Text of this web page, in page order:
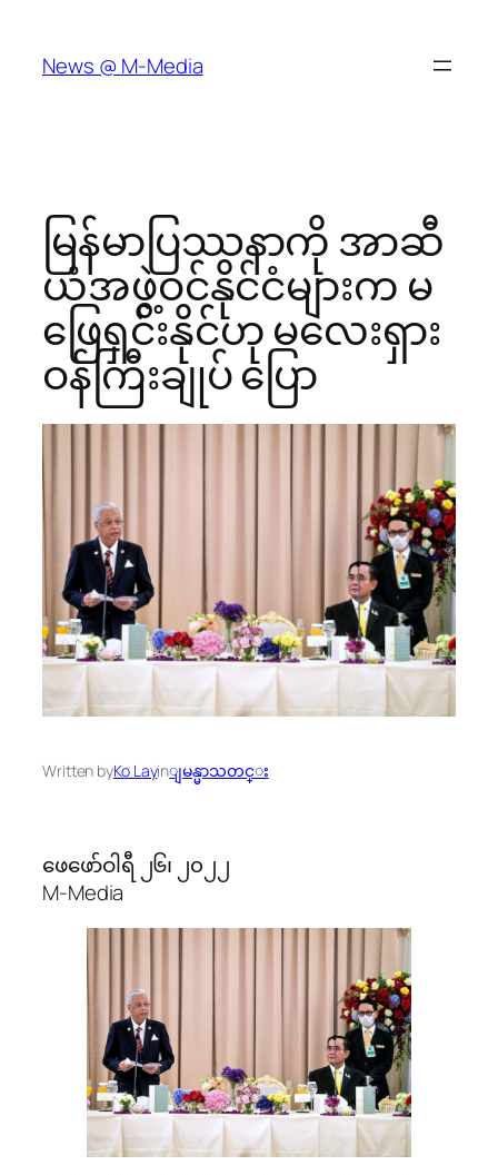
content
News @ M-Media
မြန်မာပြဿနာကို အာဆီ
ယံအဖွဲ့ဝင်နိုင်ငံများက မ
ဖြေရှင်းနိုင်ဟု မလေးရှား
ဝန်ကြီးချုပ် ပြော
Written byKo Layinျမန္မာသတင္း
ဖေဖော်ဝါရီ ၂၆၊ ၂၀၂၂
M-Media